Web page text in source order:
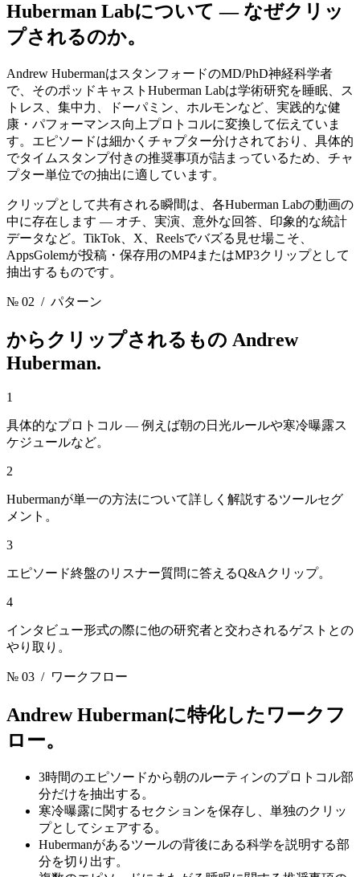
Huberman Labについて — なぜクリッ
プされるのか。
Andrew HubermanはスタンフォードのMD/PhD神経科学者
で、そのポッドキャストHuberman Labは学術研究を睡眠、ス
トレス、集中力、ドーパミン、ホルモンなど、実践的な健
康・パフォーマンス向上プロトコルに変換して伝えていま
す。エピソードは細かくチャプター分けされており、具体的
でタイムスタンプ付きの推奨事項が詰まっているため、チャ
プター単位での抽出に適しています。
クリップとして共有される瞬間は、各Huberman Labの動画の
中に存在します — オチ、実演、意外な回答、印象的な統計
データなど。TikTok、X、Reelsでバズる見せ場こそ、
AppsGolemが投稿・保存用のMP4またはMP3クリップとして
抽出するものです。
№ 02 / パターン
からクリップされるもの Andrew
Huberman.
1
具体的なプロトコル — 例えば朝の日光ルールや寒冷曝露ス
ケジュールなど。
2
Hubermanが単一の方法について詳しく解説するツールセグ
メント。
3
エピソード終盤のリスナー質問に答えるQ&Aクリップ。
4
インタビュー形式の際に他の研究者と交わされるゲストとの
やり取り。
№ 03 / ワークフロー
Andrew Hubermanに特化したワークフ
ロー。
3時間のエピソードから朝のルーティンのプロトコル部
分だけを抽出する。
寒冷曝露に関するセクションを保存し、単独のクリッ
プとしてシェアする。
Hubermanがあるツールの背後にある科学を説明する部
分を切り出す。